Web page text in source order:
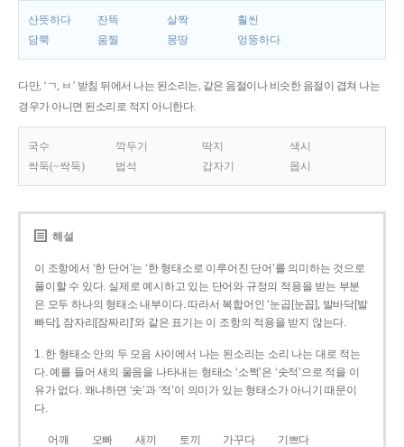
산뜻하다 잔뜩 살짝
훨씬
담뿍
움찔 몽땅 엉뚱하다
다만, ‘ㄱ, ㅂ’ 받침 뒤에서 나는 된소리는, 같은 음절이나 비슷한 음절이 겹쳐 나는
경우가 아니면 된소리로 적지 아니한다.
국수 깍두기 딱지
색시
싹둑(~싹둑)
법석 갑자기 몹시
해설
이 조항에서 ‘한 단어’는 ‘한 형태소로 이루어진 단어’를 의미하는 것으로
풀이할 수 있다. 실제로 예시하고 있는 단어와 규정의 적용을 받는 부분
은 모두 하나의 형태소 내부이다. 따라서 복합어인 ‘눈곱[눈꼽], 발바닥[발
빠닥], 잠자리[잠짜리]’와 같은 표기는 이 조항의 적용을 받지 않는다.
1. 한 형태소 안의 두 모음 사이에서 나는 된소리는 소리 나는 대로 적는
다. 예를 들어 새의 울음을 나타내는 형태소 ‘소쩍’은 ‘솟적’으로 적을 이
유가 없다. 왜냐하면 ‘솟’과 ‘적’이 의미가 있는 형태소가 아니기 때문이
다.
어깨 오빠 새끼 토끼 가꾸다
기쁘다